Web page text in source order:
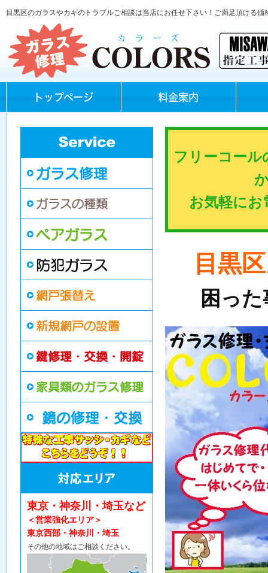
目黒区のガラスやカギのトラブルご相談は当店にお任せ下さい！ご満足頂ける価
トップページ 料金案内
東京・神奈川・埼玉など
＜営業強化エリア＞
東京西部・神奈川・埼玉
その他の地域はご相談ください。
フリーコール
お気軽にお
目黒区
困っ